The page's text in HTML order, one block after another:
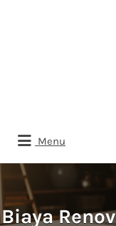
Menu
for:
Biaya